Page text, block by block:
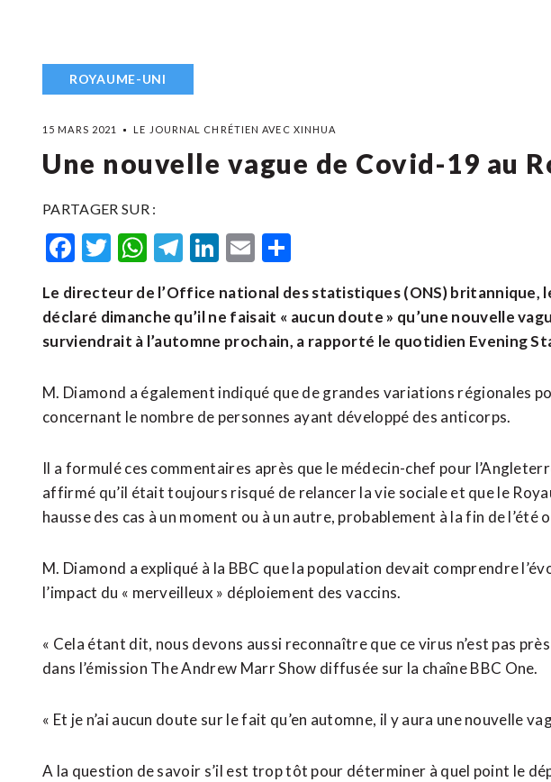
ROYAUME-UNI
15 MARS 2021 LE JOURNAL CHRÉTIEN AVEC XINHUA
Une nouvelle vague de Covid-19 au
PARTAGER SUR :
Facebook
Twitter
WhatsApp
Telegram
LinkedIn
Email
Le directeur de l’Office national des statistiques (ONS) britannique,
déclaré dimanche qu’il ne faisait « aucun doute » qu’une nouvelle
surviendrait à l’automne prochain, a rapporté le quotidien Evening
M. Diamond a également indiqué que de grandes variations régionales
concernant le nombre de personnes ayant développé des anticorps.
Il a formulé ces commentaires après que le médecin-chef pour
affirmé qu’il était toujours risqué de relancer la vie sociale et que le
hausse des cas à un moment ou à un autre, probablement à la fin de l’été
M. Diamond a expliqué à la BBC que la population devait comprendre
l’impact du « merveilleux » déploiement des vaccins.
« Cela étant dit, nous devons aussi reconnaître que ce virus n’est pas
dans l’émission The Andrew Marr Show diffusée sur la chaîne BBC One.
« Et je n’ai aucun doute sur le fait qu’en automne, il y aura une nouvelle
A la question de savoir s’il est trop tôt pour déterminer à quel point le